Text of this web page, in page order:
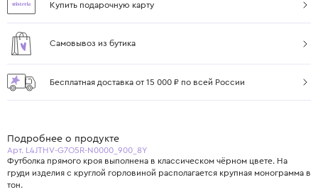
Купить подарочную карту
Самовывоз из бутика
Бесплатная доставка от 15 000 ₽ по всей России
Подробнее о продукте
Арт. L4JTHV-G7O5R-N0000_900_8Y
Футболка прямого кроя выполнена в классическом чёрном цвете. На
груди изделия с круглой горловиной располагается крупная монограмма в
тон.